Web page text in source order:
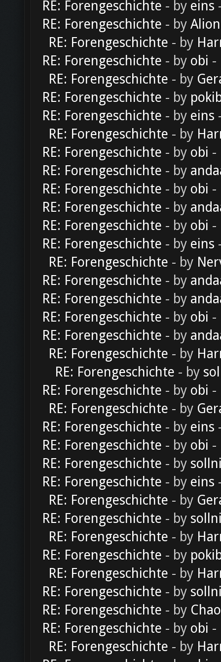
RE: Forengeschichte - by eins
RE: Forengeschichte - by Alion
RE: Forengeschichte - by
RE: Forengeschichte - by obi -
RE: Forengeschichte - by
RE: Forengeschichte - by
RE: Forengeschichte - by eins
RE: Forengeschichte - by
RE: Forengeschichte - by obi -
RE: Forengeschichte - by
RE: Forengeschichte - by obi -
RE: Forengeschichte - by
RE: Forengeschichte - by obi -
RE: Forengeschichte - by eins
RE: Forengeschichte - by
RE: Forengeschichte - by
RE: Forengeschichte - by
RE: Forengeschichte - by obi -
RE: Forengeschichte - by
RE: Forengeschichte - by
RE: Forengeschichte - by
RE: Forengeschichte - by obi -
RE: Forengeschichte - by
RE: Forengeschichte - by eins
RE: Forengeschichte - by obi -
RE: Forengeschichte - by
RE: Forengeschichte - by eins
RE: Forengeschichte - by
RE: Forengeschichte - by
RE: Forengeschichte - by
RE: Forengeschichte - by
RE: Forengeschichte - by
RE: Forengeschichte - by
RE: Forengeschichte - by
RE: Forengeschichte - by obi -
RE: Forengeschichte - by